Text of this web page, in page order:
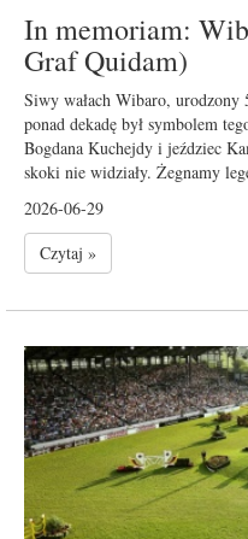
In memoriam:
Graf Quidam)
Siwy wałach Wibaro,
ponad dekadę był symbolem
Bogdana Kuchejdy i jeździec
skoki nie widziały. Żegnamy
2026-06-29
Czytaj »